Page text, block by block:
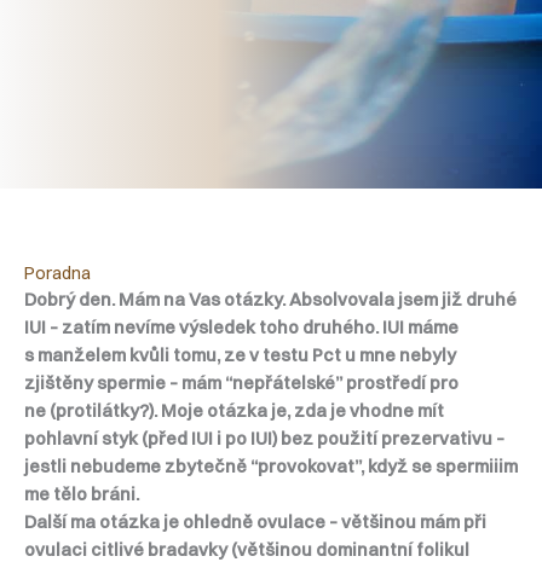
Poradna
Dobrý den. Mám na Vas otázky. Absolvovala jsem již druhé
IUI – zatím nevíme výsledek toho druhého. IUI máme
s manželem kvůli tomu, ze v testu Pct u mne nebyly
zjištěny spermie – mám “nepřátelské” prostředí pro
ne (protilátky?). Moje otázka je, zda je vhodne mít
pohlavní styk (před IUI i po IUI) bez použití prezervativu –
jestli nebudeme zbytečně “provokovat”, když se spermiiim
me tělo bráni.
Další ma otázka je ohledně ovulace – většinou mám při
ovulaci citlivé bradavky (většinou dominantní folikul